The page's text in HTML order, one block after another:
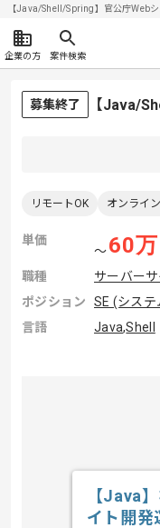
【Java/Shell/Spring】官公庁Web
企業の方 案件検索
募集終了 【Java/
リモートOK オンライ
単価
〜60万
職種
サーバー
ポジション
SE (シス
言語
Java,Shell
【Java
イト開発